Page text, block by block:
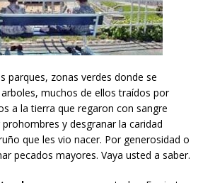
parques, zonas verdes donde se
muchos de ellos traídos por
a la tierra que regaron con sangre
y desgranar la caridad
que les vio nacer. Por generosidad o
pecados mayores. Vaya usted a saber.